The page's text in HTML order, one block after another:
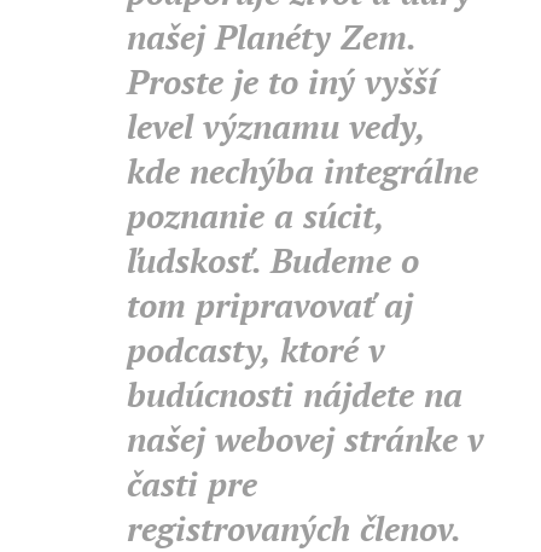
našej Planéty Zem.
Proste je to iný vyšší
level významu vedy,
kde nechýba integrálne
poznanie a súcit,
ľudskosť. Budeme o
tom pripravovať aj
podcasty, ktoré v
budúcnosti nájdete na
našej webovej stránke v
časti pre
registrovaných členov.